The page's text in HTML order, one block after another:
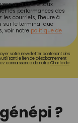
analyse le taux
les performances des
courriels, l'heure à
sur le terminal que
voir notre politique de
votre newsletter contenant des
le lien de désabonnement
connaissance de notreCharte de
?